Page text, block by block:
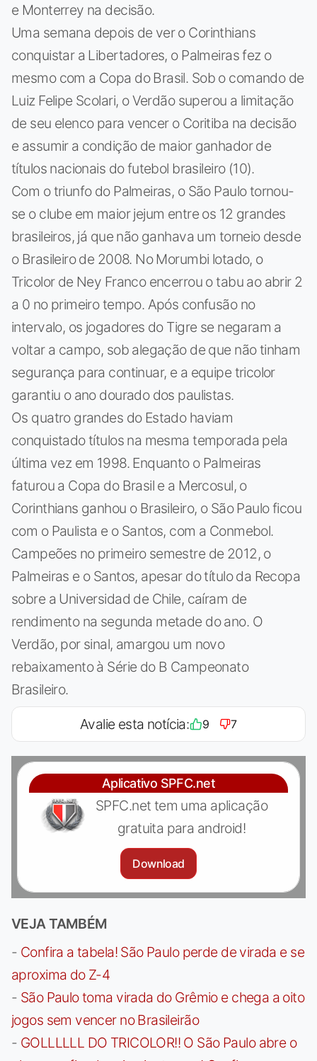
e Monterrey na decisão.
Uma semana depois de ver o Corinthians
conquistar a Libertadores, o Palmeiras fez o
mesmo com a Copa do Brasil. Sob o comando de
Luiz Felipe Scolari, o Verdão superou a limitação
de seu elenco para vencer o Coritiba na decisão
e assumir a condição de maior ganhador de
títulos nacionais do futebol brasileiro (10).
Com o triunfo do Palmeiras, o São Paulo tornou-
se o clube em maior jejum entre os 12 grandes
brasileiros, já que não ganhava um torneio desde
o Brasileiro de 2008. No Morumbi lotado, o
Tricolor de Ney Franco encerrou o tabu ao abrir 2
a 0 no primeiro tempo. Após confusão no
intervalo, os jogadores do Tigre se negaram a
voltar a campo, sob alegação de que não tinham
segurança para continuar, e a equipe tricolor
garantiu o ano dourado dos paulistas.
Os quatro grandes do Estado haviam
conquistado títulos na mesma temporada pela
última vez em 1998. Enquanto o Palmeiras
faturou a Copa do Brasil e a Mercosul, o
Corinthians ganhou o Brasileiro, o São Paulo ficou
com o Paulista e o Santos, com a Conmebol.
Campeões no primeiro semestre de 2012, o
Palmeiras e o Santos, apesar do título da Recopa
sobre a Universidad de Chile, caíram de
rendimento na segunda metade do ano. O
Verdão, por sinal, amargou um novo
rebaixamento à Série do B Campeonato
Brasileiro.
Avalie esta notícia: 9 7
Aplicativo SPFC.net
SPFC.net tem uma aplicação
gratuita para android!
Download
VEJA TAMBÉM
- Confira a tabela! São Paulo perde de virada e se
aproxima do Z-4
- São Paulo toma virada do Grêmio e chega a oito
jogos sem vencer no Brasileirão
- GOLLLLLL DO TRICOLOR!! O São Paulo abre o